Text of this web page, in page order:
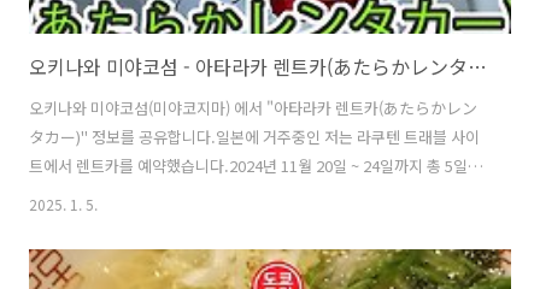
오키나와 미야코섬 - 아타라카 렌트카(あたらかレンタカー) 비추천!
오키나와 미야코섬(미야코지마) 에서 "아타라카 렌트카(あたらかレン
タカー)" 정보를 공유합니다.일본에 거주중인 저는 라쿠텐 트래블 사이
트에서 렌트카를 예약했습니다.2024년 11월 20일 ~ 24일까지 총 5일간
렌트해서 금액은 총 15,880엔 (약 15만원).플랜이 몇가지가 있었는데,
요.근데, 완전 거지같은 차를 내어주더라고요.그리고 렌트카 가게에서
체크인할때 자동차 기스난 곳 이런거 체크한 종이 주는데 그건 반납시에
2025. 1. 5.